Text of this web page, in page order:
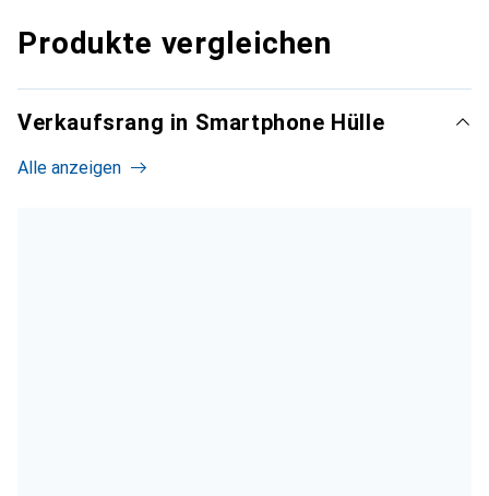
Produkte vergleichen
Verkaufsrang in Smartphone Hülle
Alle anzeigen